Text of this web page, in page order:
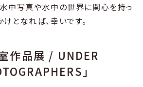
水中写真や水中の世界に関心を持っ
となれば、幸いです。
作品展 / UNDER
」